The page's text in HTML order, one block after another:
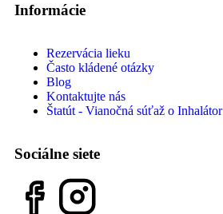
Informácie
Rezervácia lieku
Často kládené otázky
Blog
Kontaktujte nás
Štatút - Vianočná súťaž o Inhalátor
Sociálne siete